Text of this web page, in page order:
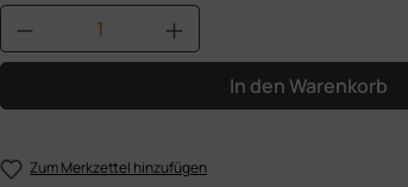
Produkt Anzahl: Gib den
In den Warenkorb
Zum Merkzettel hinzufügen